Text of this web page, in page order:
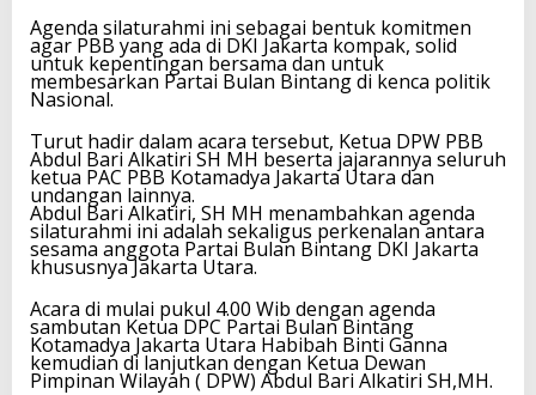
Agenda silaturahmi ini sebagai bentuk komitmen
agar PBB yang ada di DKI Jakarta kompak, solid
untuk kepentingan bersama dan untuk
membesarkan Partai Bulan Bintang di kenca politik
Nasional.
Turut hadir dalam acara tersebut, Ketua DPW PBB
Abdul Bari Alkatiri SH MH beserta jajarannya seluruh
ketua PAC PBB Kotamadya Jakarta Utara dan
undangan lainnya.
Abdul Bari Alkatiri, SH MH menambahkan agenda
silaturahmi ini adalah sekaligus perkenalan antara
sesama anggota Partai Bulan Bintang DKI Jakarta
khususnya Jakarta Utara.
Acara di mulai pukul 4.00 Wib dengan agenda
sambutan Ketua DPC Partai Bulan Bintang
Kotamadya Jakarta Utara Habibah Binti Ganna
kemudian di lanjutkan dengan Ketua Dewan
Pimpinan Wilayah ( DPW) Abdul Bari Alkatiri SH,MH.